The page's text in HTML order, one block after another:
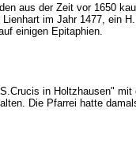
aus der Zeit vor 1650
im Jahr 1477, ein
einigen Epitaphien.
in Holtzhausen"
Die Pfarrei hatte